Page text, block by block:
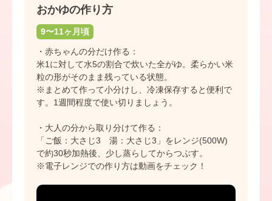
おかゆの作り方
9〜11ヶ月頃
・赤ちゃんの分だけ作る：
米1に対して水5の割合で炊いた全がゆ。柔らかい米
粒の形がそのまま残っている状態。
※まとめて作って小分けし、冷凍保存すると便利で
す。1週間程度で使い切りましょう。
・大人の分から取り分けて作る：
「ご飯：大さじ3 湯：大さじ3」をレンジ(500W)
で約30秒加熱後、少し蒸らしてからつぶす。
※電子レンジでの作り方は動画をチェック！